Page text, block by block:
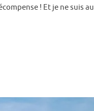
! Et je ne suis